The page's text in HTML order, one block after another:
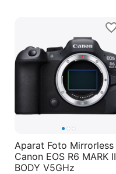
Aparat Foto Mirrorless
Canon EOS R6 MARK II
BODY V5GHz